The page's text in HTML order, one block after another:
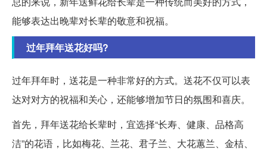
能够表达出晚辈对长辈的敬意和祝福。
过年拜年送花好吗?
过年拜年时，送花是一种非常好的方式。送花不仅可以表
达对对方的祝福和关心，还能够增加节日的氛围和喜庆。
首先，拜年送花给长辈时，宜选择“长寿、健康、品格高
洁”的花语，比如梅花、兰花、君子兰、大花蕙兰、金桔、